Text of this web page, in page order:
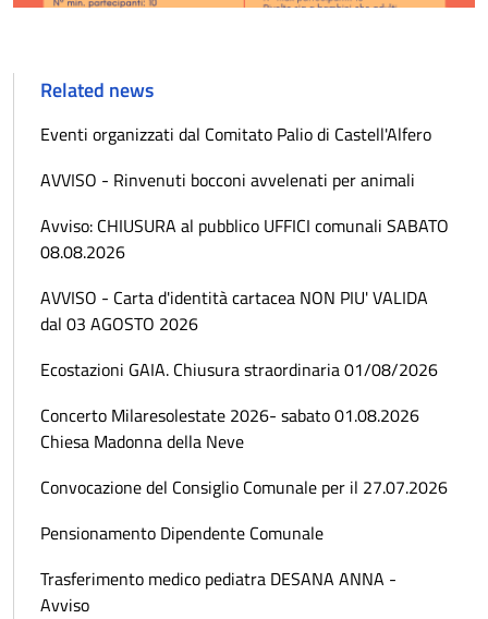
Related news
Eventi organizzati dal Comitato Palio di Castell'Alfero
AVVISO - Rinvenuti bocconi avvelenati per animali
Avviso: CHIUSURA al pubblico UFFICI comunali SABATO
08.08.2026
AVVISO - Carta d'identità cartacea NON PIU' VALIDA
dal 03 AGOSTO 2026
Ecostazioni GAIA. Chiusura straordinaria 01/08/2026
Concerto Milaresolestate 2026- sabato 01.08.2026
Chiesa Madonna della Neve
Convocazione del Consiglio Comunale per il 27.07.2026
Pensionamento Dipendente Comunale
Trasferimento medico pediatra DESANA ANNA -
Avviso